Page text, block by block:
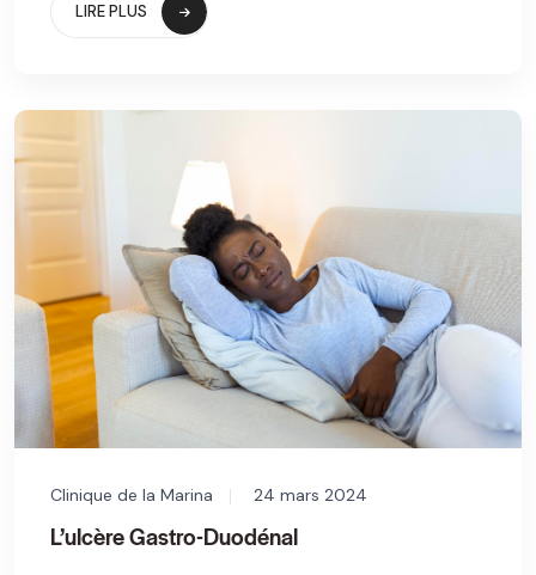
LIRE PLUS
Clinique de la Marina 24 mars 2024
L’ulcère Gastro-Duodénal